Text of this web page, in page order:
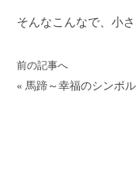
そんなこんなで、小
前の記事へ
« 馬蹄～幸福のシンボル